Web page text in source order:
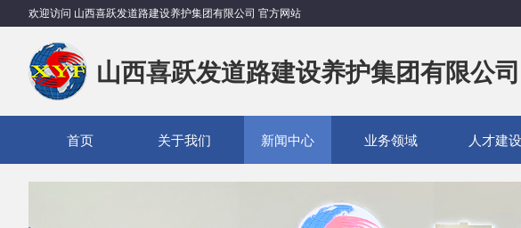
欢迎访问 山西喜跃发道路建设养护集团有限公司 官方网站
山西喜跃发道路建设养护集团有限公司
首页 关于我们 新闻中心 业务领域 人才建设